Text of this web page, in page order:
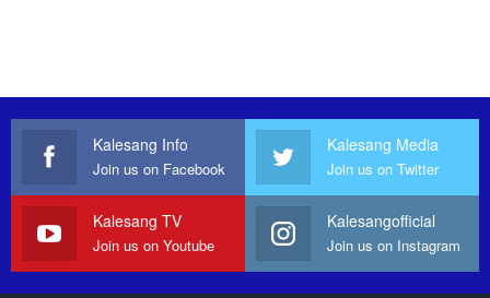
Kalesang Info
Join us on Facebook
Kalesang Media
Join us on Twitter
Kalesang TV
Join us on Youtube
Kalesangofficial
Join us on Instagram